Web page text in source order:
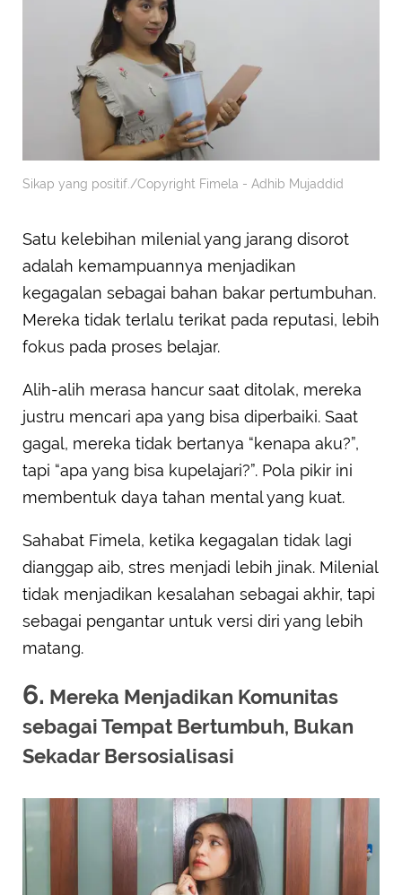
Sikap yang positif./Copyright Fimela - Adhib Mujaddid
Satu kelebihan milenial yang jarang disorot
adalah kemampuannya menjadikan
kegagalan sebagai bahan bakar pertumbuhan.
Mereka tidak terlalu terikat pada reputasi, lebih
fokus pada proses belajar.
Alih-alih merasa hancur saat ditolak, mereka
justru mencari apa yang bisa diperbaiki. Saat
gagal, mereka tidak bertanya “kenapa aku?”,
tapi “apa yang bisa kupelajari?”. Pola pikir ini
membentuk daya tahan mental yang kuat.
Sahabat Fimela, ketika kegagalan tidak lagi
dianggap aib, stres menjadi lebih jinak. Milenial
tidak menjadikan kesalahan sebagai akhir, tapi
sebagai pengantar untuk versi diri yang lebih
matang.
6. Mereka Menjadikan Komunitas
sebagai Tempat Bertumbuh, Bukan
Sekadar Bersosialisasi